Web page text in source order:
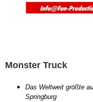
Monster Truck
Das Weltweit größte
Springburg